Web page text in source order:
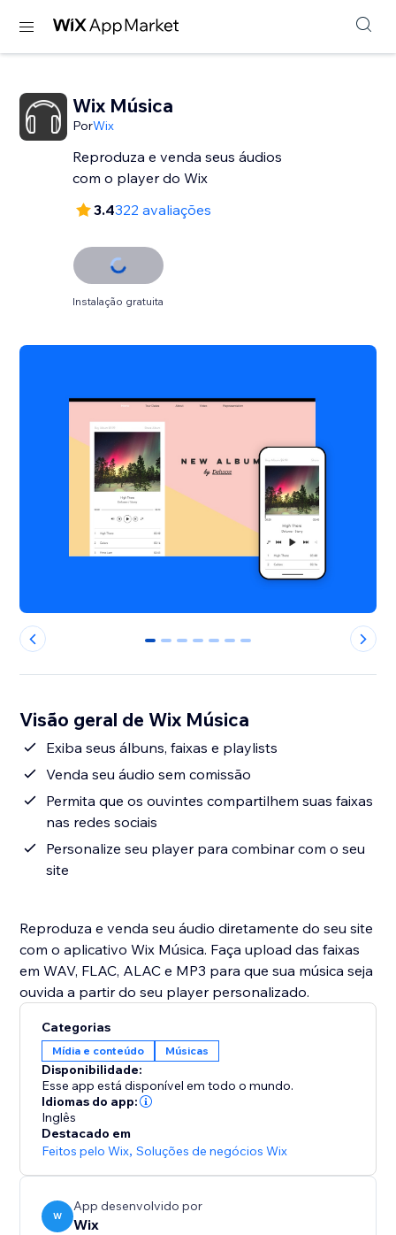
Wix Música
PorWix
Reproduza e venda seus áudios
com o player do Wix
3.4322 avaliações
Instalação gratuita
0 1 2 3 4 5 6
Visão geral de Wix Música
Exiba seus álbuns, faixas e playlists
Venda seu áudio sem comissão
Permita que os ouvintes compartilhem suas faixas
nas redes sociais
Personalize seu player para combinar com o seu
site
Reproduza e venda seu áudio diretamente do seu site
com o aplicativo Wix Música. Faça upload das faixas
em WAV, FLAC, ALAC e MP3 para que sua música seja
ouvida a partir do seu player personalizado.
Categorias
Mídia e conteúdo Músicas
Disponibilidade:
Esse app está disponível em todo o mundo.
Idiomas do app:
Inglês
Destacado em
Feitos pelo Wix,Soluções de negócios Wix
W
App desenvolvido por
Wix